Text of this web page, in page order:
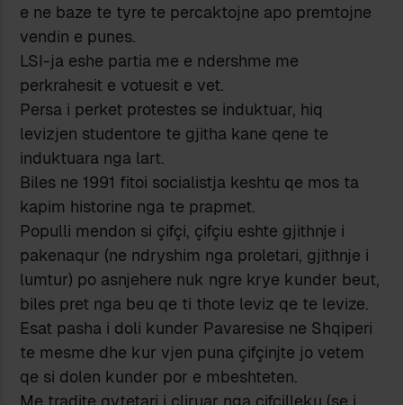
e ne baze te tyre te percaktojne apo premtojne
vendin e punes.
LSI-ja eshe partia me e ndershme me
perkrahesit e votuesit e vet.
Persa i perket protestes se induktuar, hiq
levizjen studentore te gjitha kane qene te
induktuara nga lart.
Biles ne 1991 fitoi socialistja keshtu qe mos ta
kapim historine nga te prapmet.
Populli mendon si çifçi, çifçiu eshte gjithnje i
pakenaqur (ne ndryshim nga proletari, gjithnje i
lumtur) po asnjehere nuk ngre krye kunder beut,
biles pret nga beu qe ti thote leviz qe te levize.
Esat pasha i doli kunder Pavaresise ne Shqiperi
te mesme dhe kur vjen puna çifçinjte jo vetem
qe si dolen kunder por e mbeshteten.